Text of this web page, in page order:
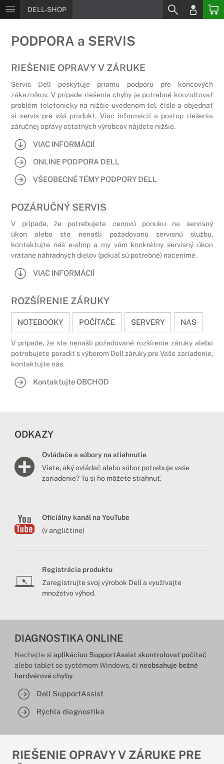
DELL-SHOP
PODPORA a SERVIS
RIEŠENIE OPRAVY V ZÁRUKE
Servis Dell poskytuje priamu podporu pre koncových
zákazníkov. V prípade riešenia chyby je potrebné konzultovať
problém telefonicky na nižšie uvedenom tel. čísle a objednať
si servis pre váš produkt. Viac informácií a postup riešenia
záručnej opravy ostatných výrobcov nájdete nižšie.
VIAC INFORMÁCIÍ
ONLINE PODPORA DELL
VŠEOBECNÉ TÉMY PODPORY DELL
POZÁRUČNÝ SERVIS
V prípade, že potrebujete cenovú ponuku na servisný
úkon alebo ste nenašli požadovanú servisnú službu,
kontaktujte náš e-shop a my vám konkrétny servisný úkon
vrátane náhradných dielov (pokiaľ sú potrebné) naceníme.
VIAC INFORMÁCIÍ
ROZŠÍRENIE ZÁRUKY
NOTEBOOKY POČÍTAČE SERVERY NAS
V prípade, že ste nenašli požadované rozšírenie záruky alebo
potrebujete poradiť s výberom Dell záruky pre Vaše zariadenie,
kontaktujte nás.
Kontaktujte OBCHOD
ODKAZY
Ovládače a súbory na stiahnutie
Viete, aký ovládač alebo súbor potrebuje vaše
zariadenie? Tu si ho môžete stiahnuť.
Oficiálny kanál na YouTube
(v angličtine)
Registrácia produktu
Zaregistrujte svoj výrobok Dell a využívajte
množstvo výhod.
DIAGNOSTIKA ONLINE
Nechajte si aplikáciou SupportAssist skontrolovať počítač
alebo tablet so systémom Windows,či neobsahuje bežné
hardvérové chyby.
Dell SupportAssist
Rýchla diagnostika
RIEŠENIE OPRAVY V ZÁRUKE PRE